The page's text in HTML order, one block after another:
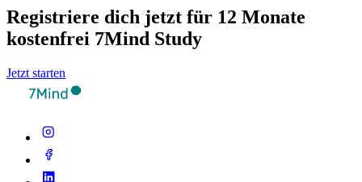
Registriere dich jetzt für 12 Monate
kostenfrei 7Mind Study
Jetzt starten